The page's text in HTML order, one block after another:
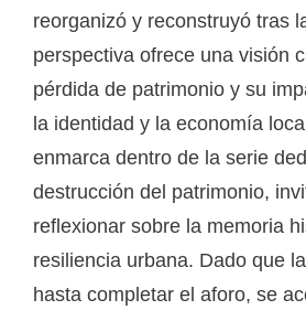
reorganizó y reconstruyó tras
perspectiva ofrece una visión
pérdida de patrimonio y su
la identidad y la economía
enmarca dentro de la serie
destrucción del patrimonio,
reflexionar sobre la memoria
resiliencia urbana. Dado que
hasta completar el aforo, se